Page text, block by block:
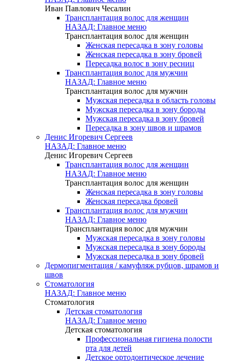
Иван Павлович Чесалин
Трансплантация волос для женщин
НАЗАД: Главное меню
Трансплантация волос для женщин
Женская пересадка в зону головы
Женская пересадка в зону бровей
Пересадка волос в зону ресниц
Трансплантация волос для мужчин
НАЗАД: Главное меню
Трансплантация волос для мужчин
Мужская пересадка в область головы
Мужская пересадка в зону бороды
Мужская пересадка в зону бровей
Пересадка в зону швов и шрамов
Денис Игоревич Сергеев
НАЗАД: Главное меню
Денис Игоревич Сергеев
Трансплантация волос для женщин
НАЗАД: Главное меню
Трансплантация волос для женщин
Женская пересадка в зону головы
Женская пересадка бровей
Трансплантация волос для мужчин
НАЗАД: Главное меню
Трансплантация волос для мужчин
Мужская пересадка в зону головы
Мужская пересадка в зону бороды
Мужская пересадка в зону бровей
Дермопигментация / камуфляж рубцов, шрамов и
швов
Стоматология
НАЗАД: Главное меню
Стоматология
Детская стоматология
НАЗАД: Главное меню
Детская стоматология
Профессиональная гигиена полости
рта для детей
Детское ортодонтическое лечение